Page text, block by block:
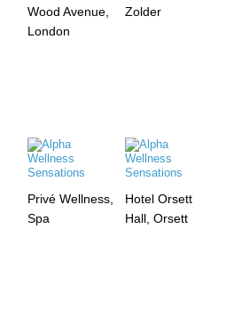
Wood Avenue,
London
Zolder
Privé Wellness,
Spa
Hotel Orsett
Hall, Orsett